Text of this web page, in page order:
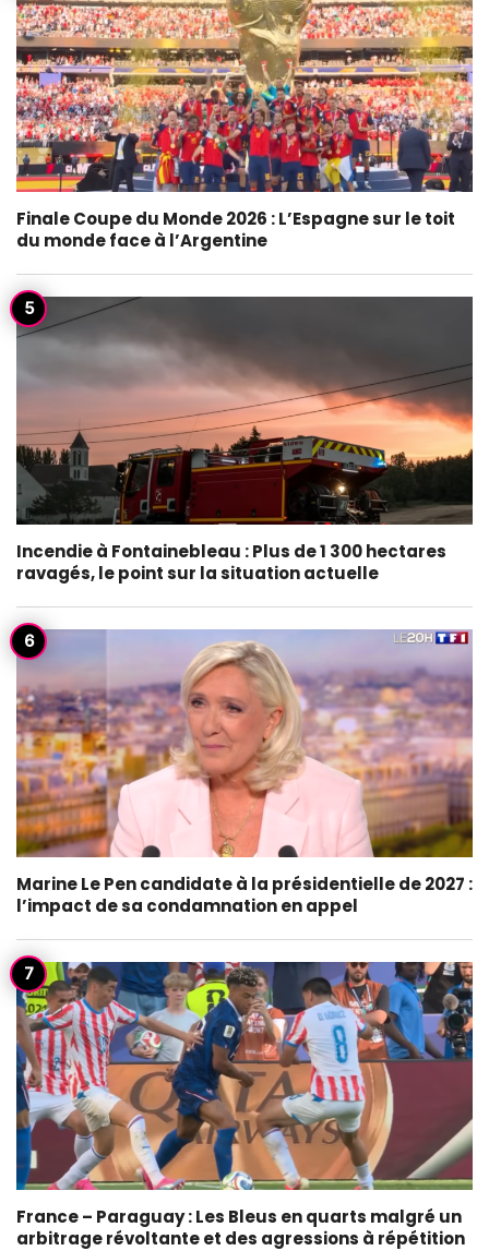
Finale Coupe du Monde 2026 : L’Espagne sur le toit
du monde face à l’Argentine
Incendie à Fontainebleau : Plus de 1 300 hectares
ravagés, le point sur la situation actuelle
Marine Le Pen candidate à la présidentielle de 2027 :
l’impact de sa condamnation en appel
France – Paraguay : Les Bleus en quarts malgré un
arbitrage révoltante et des agressions à répétition